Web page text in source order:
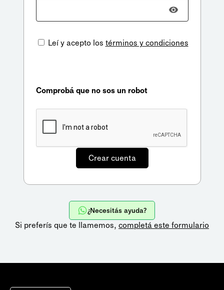
Leí y acepto los términos y condiciones
Comprobá que no sos un robot
¿Necesitás ayuda?
Si preferís que te llamemos, completá este formulario